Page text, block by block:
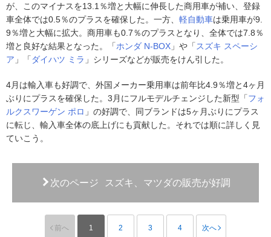
が、このマイナスを13.1％増と大幅に伸長した商用車が補い、登録
車全体では0.5％のプラスを確保した。一方、 軽自動車は乗用車が9.
9％増と大幅に拡大。商用車も0.7％のプラスとなり、全体では7.8％
増と良好な結果となった。「ホンダ N-BOX 」や「 スズキ スペーシ
ア 」「 ダイハツ ミラ 」シリーズなどが販売をけん引した。
4月は輸入車も好調で、外国メーカー乗用車は前年比4.9％増と4ヶ月
ぶりにプラスを確保した。3月にフルモデルチェンジした新型「フォ
ルクスワーゲン ポロ 」の好調で、同ブランドは5ヶ月ぶりにプラス
に転じ、輸入車全体の底上げにも貢献した。それでは順に詳しく見
ていこう。
次のページ スズキ、マツダの販売が好調
前へ 1 2 3 4 次へ